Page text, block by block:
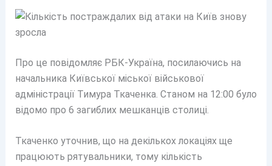
Про це повідомляє РБК-Україна, посилаючись на
начальника Київської міської військової
адміністрації Тимура Ткаченка. Станом на 12:00 було
відомо про 6 загиблих мешканців столиці.
Ткаченко уточнив, що на декількох локаціях ще
працюють рятувальники, тому кількість